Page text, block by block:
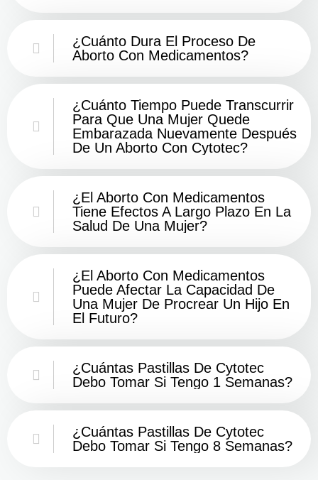
¿Cuánto Dura El Proceso De
Aborto Con Medicamentos?
¿Cuánto Tiempo Puede Transcurrir
Para Que Una Mujer Quede
Embarazada Nuevamente Después
De Un Aborto Con Cytotec?
¿El Aborto Con Medicamentos
Tiene Efectos A Largo Plazo En La
Salud De Una Mujer?
¿El Aborto Con Medicamentos
Puede Afectar La Capacidad De
Una Mujer De Procrear Un Hijo En
El Futuro?
¿Cuántas Pastillas De Cytotec
Debo Tomar Si Tengo 1 Semanas?
¿Cuántas Pastillas De Cytotec
Debo Tomar Si Tengo 8 Semanas?